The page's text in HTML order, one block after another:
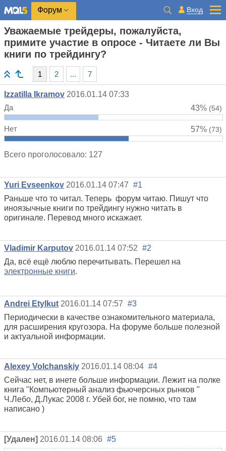
Форум Вход
Уважаемые трейдеры, пожалуйста,
примите участие в опросе - Читаете ли Вы
книги по трейдингу?
1 2 ... 7
Izzatilla Ikramov 2016.01.14 07:33
Да
43% (54)
Нет 57% (73)
Всего проголосовало: 127
Yuri Evseenkov 2016.01.14 07:47 #1
Раньше что то читал. Теперь форум читаю. Пишут что
иноязычные книги по трейдингу нужно читать в
оригинале. Перевод много искажает.
Vladimir Karputov 2016.01.14 07:52 #2
Да, всё ещё люблю перечитывать. Перешел на
электронные книги.
Andrei Etylkut 2016.01.14 07:57 #3
Периодически в качестве ознакомительного материала,
для расширения кругозора. На форуме больше полезной
и актуальной информации.
Alexey Volchanskiy 2016.01.14 08:04 #4
Сейчас нет, в инете больше информации. Лежит на полке
книга "Компьютерный анализ фьючерсных рынков "
Ч.Лебо, Д.Лукас 2008 г. Убей бог, не помню, что там
написано )
[Удален] 2016.01.14 08:06 #5